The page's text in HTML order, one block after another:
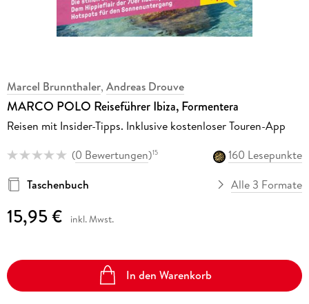
Marcel Brunnthaler, Andreas Drouve
MARCO POLO Reiseführer Ibiza, Formentera
Reisen mit Insider-Tipps. Inklusive kostenloser Touren-App
(0 Bewertungen)15
160 Lesepunkte
Taschenbuch
Alle 3 Formate
15,95 € inkl. Mwst.
In den Warenkorb